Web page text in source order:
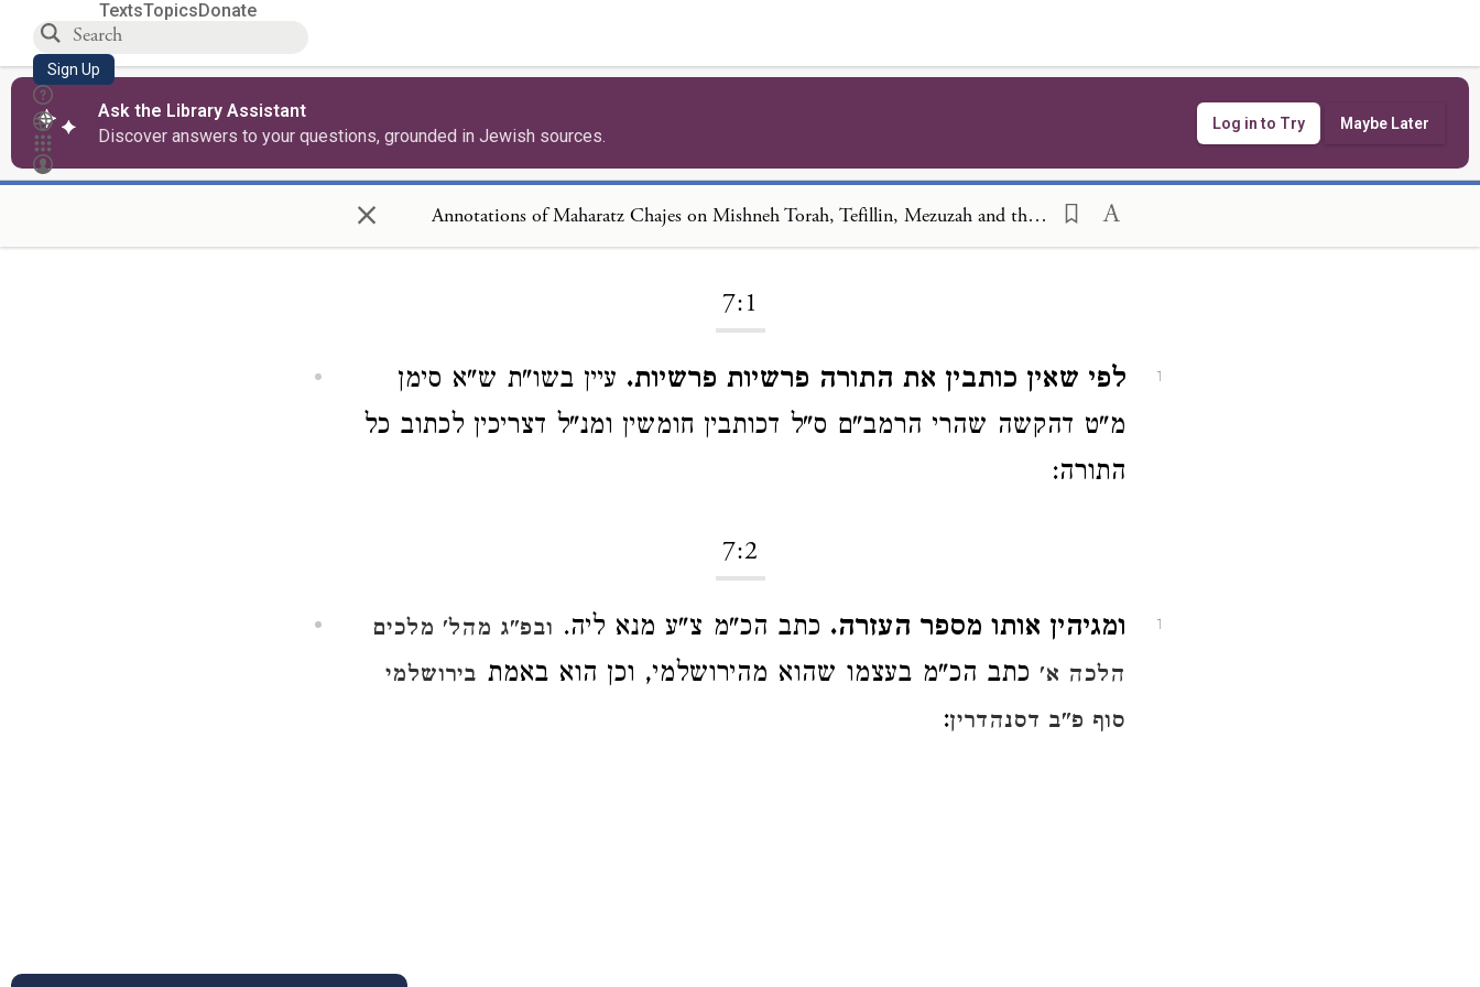
TextsTopicsDonate
Sign Up
Ask the Library Assistant
Discover answers to your questions, grounded in Jewish sources.
Log in to Try Maybe Later
× Annotations of Maharatz Chajes on Mishneh Torah, Tefillin, Mezuzah and the Torah Scroll 7:1
7:1
1 לפי שאין כותבין את התורה פרשיות פרשיות. עיין בשו"ת ש"א סימן
מ"ט דהקשה שהרי הרמב"ם ס"ל דכותבין חומשין ומנ"ל דצריכין לכתוב כל
התורה:
7:2
1 ומגיהין אותו מספר העזרה. כתב הכ"מ צ"ע מנא ליה. ובפ"ג מהל' מלכים
הלכה א' כתב הכ"מ בעצמו שהוא מהירושלמי, וכן הוא באמת בירושלמי
סוף פ"ב דסנהדרין: